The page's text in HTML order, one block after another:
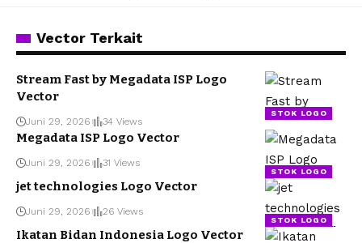
Vector Terkait
STOK LOGO
Stream Fast by Megadata ISP Logo
Vector
Juni 29, 2026 34 Views
STOK LOGO
Megadata ISP Logo Vector
Juni 29, 2026 31 Views
STOK LOGO
jet technologies Logo Vector
Juni 29, 2026 26 Views
Ikatan Bidan Indonesia Logo Vector